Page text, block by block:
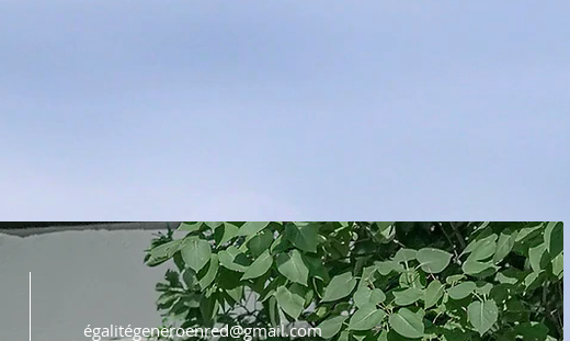
égalitégeneroenred@gmail.com